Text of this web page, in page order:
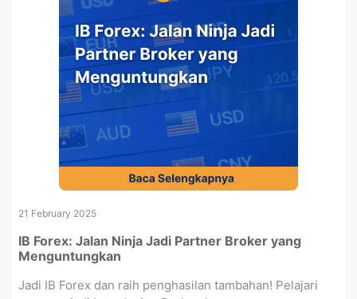
21 February 2025
IB Forex: Jalan Ninja Jadi Partner Broker yang
Menguntungkan
Jadi IB Forex dan raih penghasilan tambahan! Pelajari